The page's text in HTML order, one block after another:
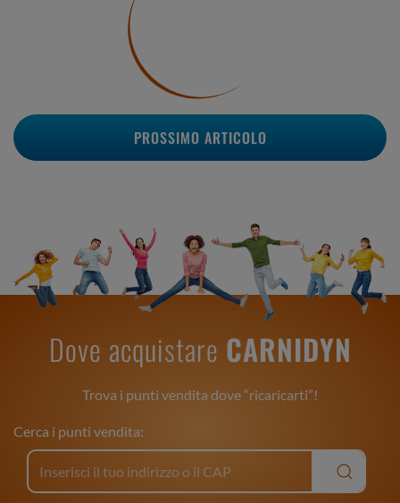
PROSSIMO ARTICOLO
Dove acquistare CARNIDYN
Trova i punti vendita dove “ricaricarti”!
Cerca i punti vendita: